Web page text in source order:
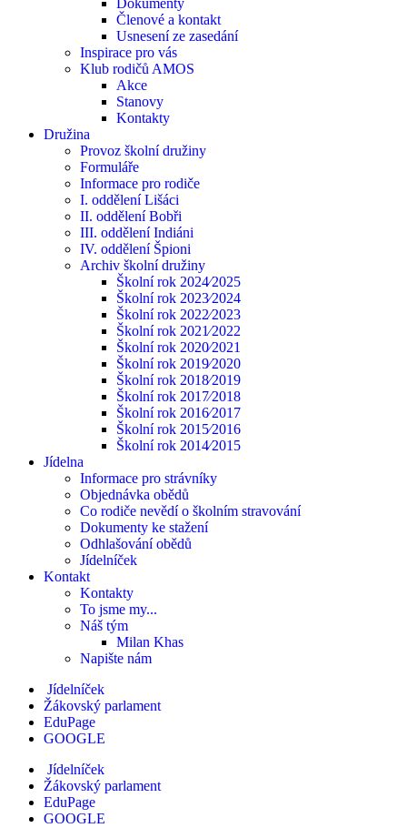
Dokumenty
Členové a kontakt
Usnesení ze zasedání
Inspirace pro vás
Klub rodičů AMOS
Akce
Stanovy
Kontakty
Družina
Provoz školní družiny
Formuláře
Informace pro rodiče
I. oddělení Lišáci
II. oddělení Bobři
III. oddělení Indiáni
IV. oddělení Špioni
Archiv školní družiny
Školní rok 2024⁄2025
Školní rok 2023⁄2024
Školní rok 2022⁄2023
Školní rok 2021⁄2022
Školní rok 2020⁄2021
Školní rok 2019⁄2020
Školní rok 2018⁄2019
Školní rok 2017⁄2018
Školní rok 2016⁄2017
Školní rok 2015⁄2016
Školní rok 2014⁄2015
Jídelna
Informace pro strávníky
Objednávka obědů
Co rodiče nevědí o školním stravování
Dokumenty ke stažení
Odhlašování obědů
Jídelníček
Kontakt
Kontakty
To jsme my...
Náš tým
Milan Khas
Napište nám
Jídelníček
Žákovský parlament
EduPage
GOOGLE
Jídelníček
Žákovský parlament
EduPage
GOOGLE